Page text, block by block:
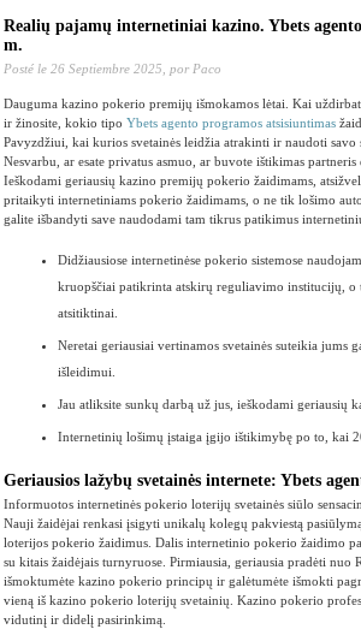
Realių pajamų internetiniai kazino. Ybets
m.
Posté le 26 Septiembre 2025, por Paco
Dauguma kazino pokerio premijų išmokamos lėtai. Kai
ir žinosite, kokio tipo Ybets agento programos atsisiuntimas
Pavyzdžiui, kai kurios svetainės leidžia atrakinti ir naudoti
Nesvarbu, ar esate privatus asmuo, ar buvote ištikimas
Ieškodami geriausių kazino premijų pokerio žaidimams,
pritaikyti internetiniams pokerio žaidimams, o ne tik lošimo
galite išbandyti save naudodami tam tikrus patikimus
Didžiausiose internetinėse pokerio sistemose
kruopščiai patikrinta atskirų reguliavimo institucijų, o
atsitiktinai.
Neretai geriausiai vertinamos svetainės suteikia
išleidimui.
Jau atliksite sunkų darbą už jus, ieškodami geriausių
Internetinių lošimų įstaiga įgijo ištikimybę po to, kai
Geriausios lažybų svetainės internete: Ybets
Informuotos internetinės pokerio loterijų svetainės siūlo
Nauji žaidėjai renkasi įsigyti unikalų kolegų pakviestą
loterijos pokerio žaidimus. Dalis internetinio pokerio žaidimo
su kitais žaidėjais turnyruose. Pirmiausia, geriausia pradėti
išmoktumėte kazino pokerio principų ir galėtumėte išmokti
vieną iš kazino pokerio loterijų svetainių. Kazino pokerio
vidutinį ir didelį pasirinkimą.